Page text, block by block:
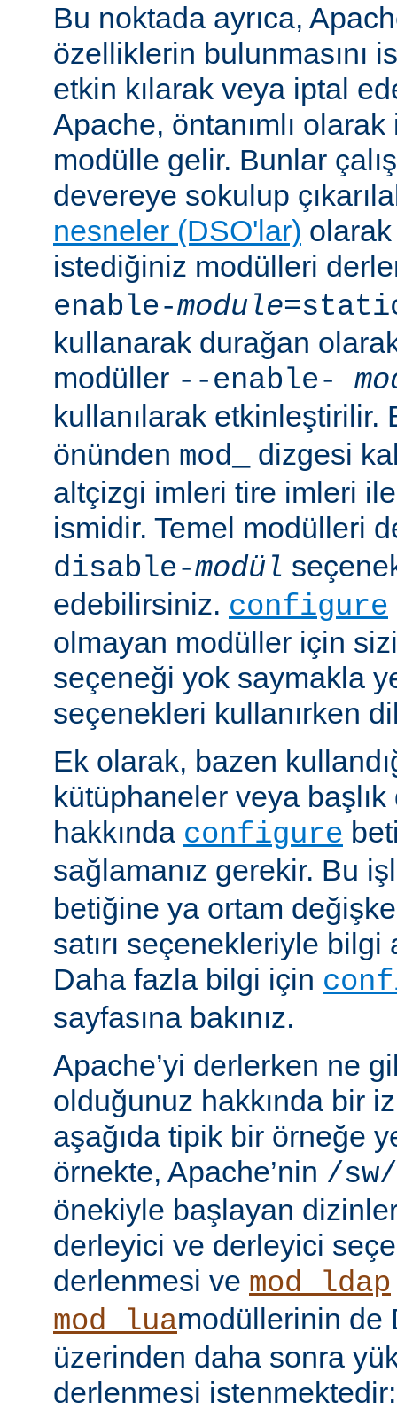
Bu noktada ayrıca,
özelliklerin bulunmasını
etkin kılarak veya iptal
Apache, öntanımlı
modülle gelir. Bunlar
devereye sokulup
nesneler (DSO'lar) olarak
istediğiniz modülleri
enable-module
kullanarak durağan
modüller --enable-
kullanılarak
önünden mod_
dizgesi
altçizgi imleri tire imleri
ismidir. Temel modülleri
disable-modül
edebilirsiniz. configure
olmayan modüller için
seçeneği yok saymakla
seçenekleri kullanırken
Ek olarak, bazen
kütüphaneler veya başlık
hakkında configure
sağlamanız gerekir. Bu
betiğine ya ortam
satırı seçenekleriyle bilgi
Daha fazla bilgi için
sayfasına bakınız.
Apache’yi derlerken ne
olduğunuz hakkında bir
aşağıda tipik bir örneğe
örnekte, Apache’nin /
önekiyle başlayan
derleyici ve derleyici
derlenmesi ve mod_ldap
mod_luamodüllerinin de
üzerinden daha sonra
derlenmesi istenmektedir: